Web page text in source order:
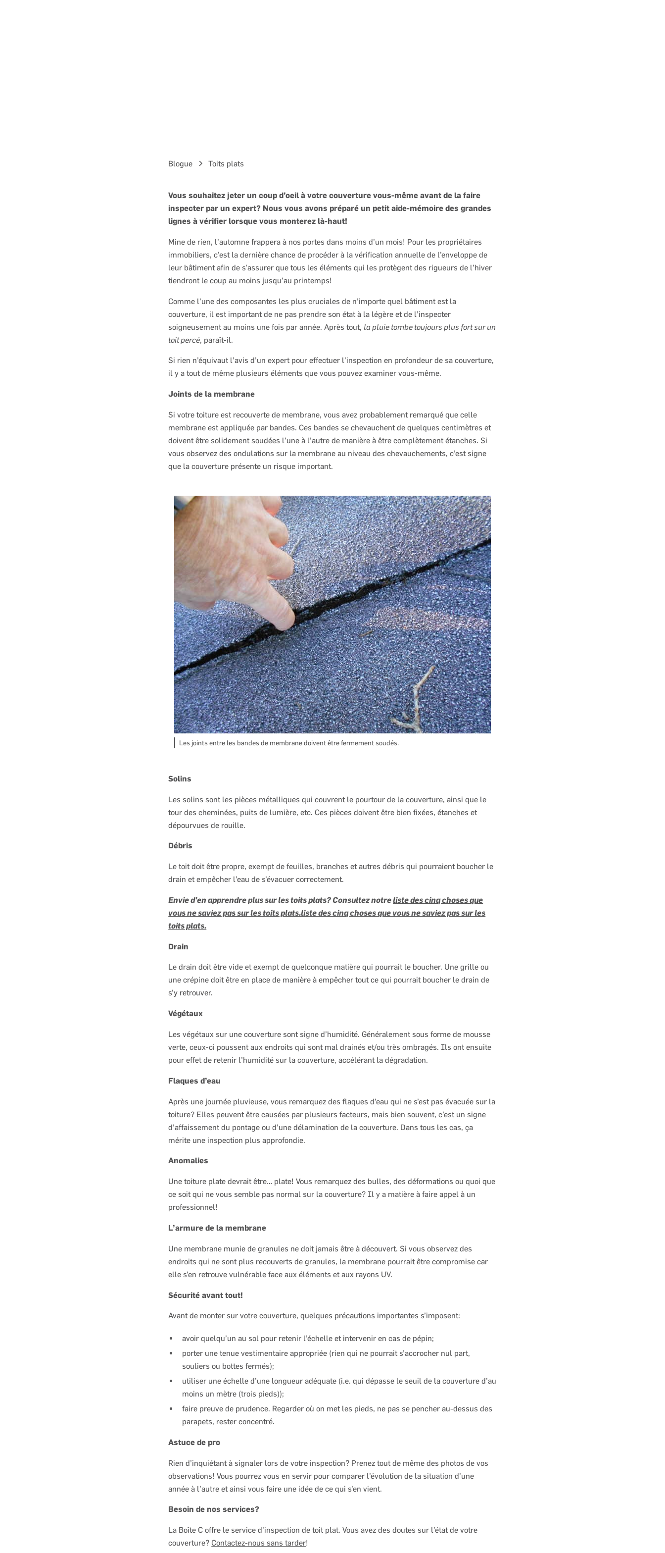
Blogue Toits plats
Vous souhaitez jeter un coup d’oeil à votre couverture vous-même avant de la faire
inspecter par un expert? Nous vous avons préparé un petit aide-mémoire des grandes
lignes à vérifier lorsque vous monterez là-haut!
Mine de rien, l’automne frappera à nos portes dans moins d’un mois! Pour les propriétaires
immobiliers, c’est la dernière chance de procéder à la vérification annuelle de l’enveloppe de
leur bâtiment afin de s’assurer que tous les éléments qui les protègent des rigueurs de l’hiver
tiendront le coup au moins jusqu’au printemps!
Comme l’une des composantes les plus cruciales de n’importe quel bâtiment est la
couverture, il est important de ne pas prendre son état à la légère et de l’inspecter
soigneusement au moins une fois par année. Après tout, la pluie tombe toujours plus fort sur un
toit percé, paraît-il.
Si rien n’équivaut l’avis d’un expert pour effectuer l’inspection en profondeur de sa couverture,
il y a tout de même plusieurs éléments que vous pouvez examiner vous-même.
Joints de la membrane
Si votre toiture est recouverte de membrane, vous avez probablement remarqué que celle
membrane est appliquée par bandes. Ces bandes se chevauchent de quelques centimètres et
doivent être solidement soudées l’une à l’autre de manière à être complètement étanches. Si
vous observez des ondulations sur la membrane au niveau des chevauchements, c’est signe
que la couverture présente un risque important.
Les joints entre les bandes de membrane doivent être fermement soudés.
Solins
Les solins sont les pièces métalliques qui couvrent le pourtour de la couverture, ainsi que le
tour des cheminées, puits de lumière, etc. Ces pièces doivent être bien fixées, étanches et
dépourvues de rouille.
Débris
Le toit doit être propre, exempt de feuilles, branches et autres débris qui pourraient boucher le
drain et empêcher l’eau de s’évacuer correctement.
Envie d’en apprendre plus sur les toits plats? Consultez notreliste des cinq choses que
vous ne saviez pas sur les toits plats.liste des cinq choses que vous ne saviez pas sur les
toits plats.
Drain
Le drain doit être vide et exempt de quelconque matière qui pourrait le boucher. Une grille ou
une crépine doit être en place de manière à empêcher tout ce qui pourrait boucher le drain de
s’y retrouver.
Végétaux
Les végétaux sur une couverture sont signe d’humidité. Généralement sous forme de mousse
verte, ceux-ci poussent aux endroits qui sont mal drainés et/ou très ombragés. Ils ont ensuite
pour effet de retenir l’humidité sur la couverture, accélérant la dégradation.
Flaques d’eau
Après une journée pluvieuse, vous remarquez des flaques d’eau qui ne s’est pas évacuée sur la
toiture? Elles peuvent être causées par plusieurs facteurs, mais bien souvent, c’est un signe
d’affaissement du pontage ou d’une délamination de la couverture. Dans tous les cas, ça
mérite une inspection plus approfondie.
Anomalies
Une toiture plate devrait être… plate! Vous remarquez des bulles, des déformations ou quoi que
ce soit qui ne vous semble pas normal sur la couverture? Il y a matière à faire appel à un
professionnel!
L’armure de la membrane
Une membrane munie de granules ne doit jamais être à découvert. Si vous observez des
endroits qui ne sont plus recouverts de granules, la membrane pourrait être compromise car
elle s’en retrouve vulnérable face aux éléments et aux rayons UV.
Sécurité avant tout!
Avant de monter sur votre couverture, quelques précautions importantes s’imposent:
avoir quelqu’un au sol pour retenir l’échelle et intervenir en cas de pépin;
porter une tenue vestimentaire appropriée (rien qui ne pourrait s’accrocher nul part,
souliers ou bottes fermés);
utiliser une échelle d’une longueur adéquate (i.e. qui dépasse le seuil de la couverture d’au
moins un mètre (trois pieds));
faire preuve de prudence. Regarder où on met les pieds, ne pas se pencher au-dessus des
parapets, rester concentré.
Astuce de pro
Rien d’inquiétant à signaler lors de votre inspection? Prenez tout de même des photos de vos
observations! Vous pourrez vous en servir pour comparer l’évolution de la situation d’une
année à l’autre et ainsi vous faire une idée de ce qui s’en vient.
Besoin de nos services?
La Boîte C offre le service d’inspection de toit plat. Vous avez des doutes sur l’état de votre
couverture? Contactez-nous sans tarder!